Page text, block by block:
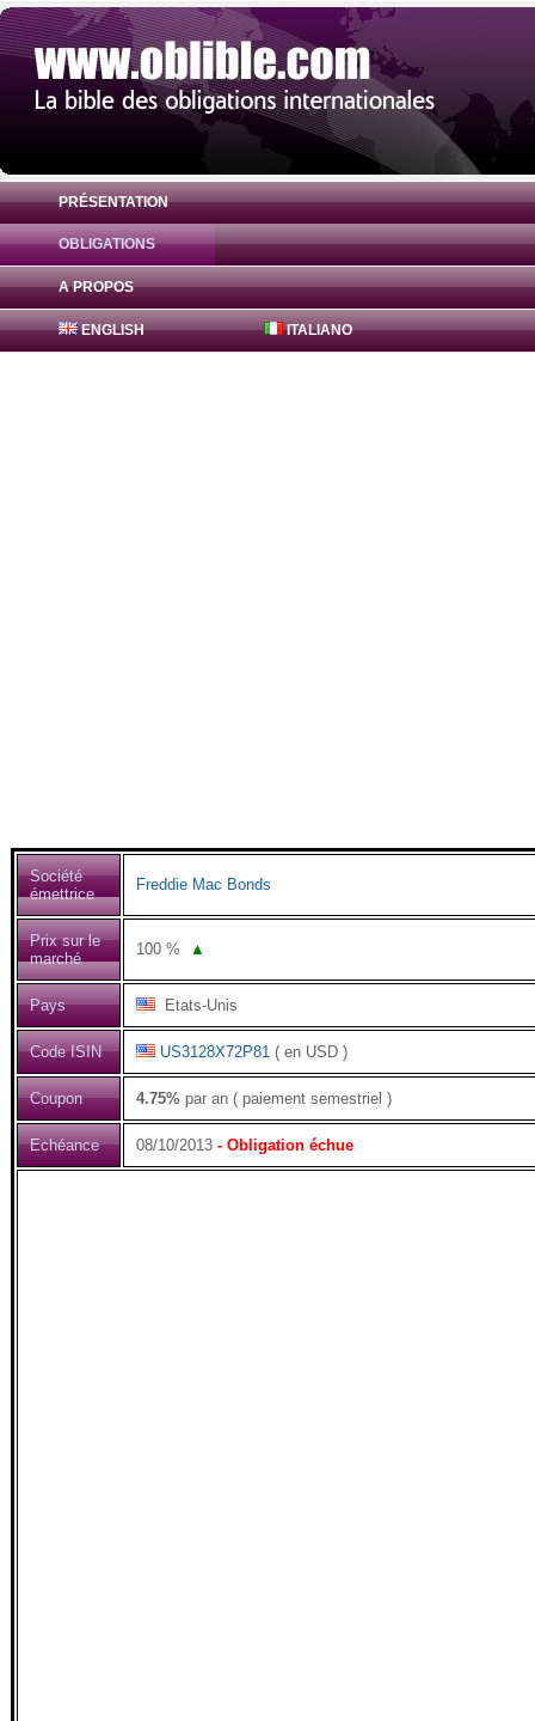
PRÉSENTATION
OBLIGATIONS
A PROPOS
ENGLISH ITALIANO
Obligation Freddie Mac Bonds 4.75% (
Société
émettrice
Freddie Mac Bonds
Prix sur le
marché
100 % ▲
Pays Etats-Unis
Code ISIN US3128X72P81 ( en USD )
Coupon 4.75% par an ( paiement semestriel )
Echéance 08/10/2013 - Obligation échue